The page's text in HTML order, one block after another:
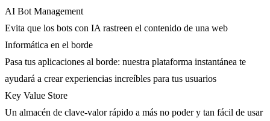
AI Bot Management
Evita que los bots con IA rastreen el contenido de una web
Informática en el borde
Pasa tus aplicaciones al borde: nuestra plataforma instantánea te
ayudará a crear experiencias increíbles para tus usuarios
Key Value Store
Un almacén de clave-valor rápido a más no poder y tan fácil de usar